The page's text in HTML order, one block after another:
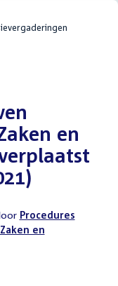
en
Procedures
en